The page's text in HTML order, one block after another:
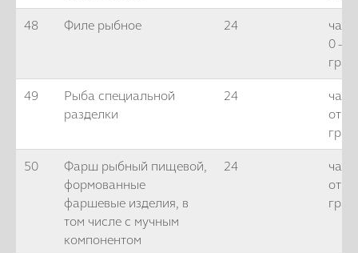
48 Филе рыбное 24
0 - (-
49
Рыба специальной
разделки
24
от -
50
Фарш рыбный пищевой,
формованные
фаршевые изделия, в
том числе с мучным
компонентом
24
от -